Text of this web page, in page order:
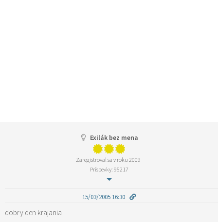
Exilák bez mena
Zaregistroval sa v roku 2009
Príspevky: 95217
15/03/2005 16:30
dobry den krajania-